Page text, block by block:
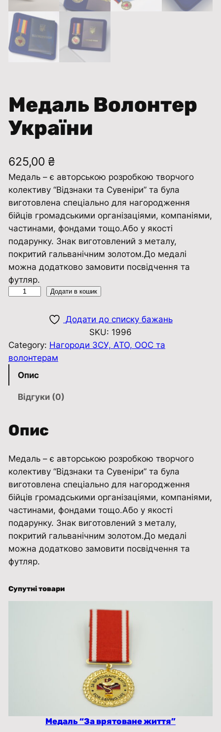
Медаль Волонтер
України
625,00 ₴
Медаль – є авторською розробкою творчого
колективу “Відзнаки та Сувенiри” та була
виготовлена ​​спеціально для нагородження
бійців громадськими організаціями, компаніями,
частинами, фондами тощо.Або у якості
подарунку. Знак виготовлений з металу,
покритий гальванічним золотом.До медалі
можна додатково замовити посвідчення та
футляр.
л
ь
т
р
У
к
р
а
ї
н
и
к
л
ь
Додати в кошик
Додати до списку бажань
SKU: 1996
Category: Нагороди ЗСУ, АТО, ООС та
волонтерам
Опис
Відгуки (0)
Опис
Медаль – є авторською розробкою творчого
колективу “Відзнаки та Сувенiри” та була
виготовлена ​​спеціально для нагородження
бійців громадськими організаціями, компаніями,
частинами, фондами тощо.Або у якості
подарунку. Знак виготовлений з металу,
покритий гальванічним золотом.До медалі
можна додатково замовити посвідчення та
футляр.
Супутні товари
Медаль “За врятоване життя”